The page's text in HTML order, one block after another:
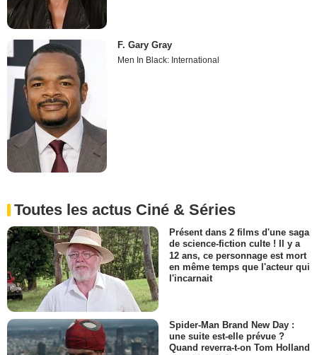
F. Gary Gray
Men In Black: International
Toutes les actus Ciné & Séries
Présent dans 2 films d'une saga
de science-fiction culte ! Il y a
12 ans, ce personnage est mort
en même temps que l'acteur qui
l'incarnait
Spider-Man Brand New Day :
une suite est-elle prévue ?
Quand reverra-t-on Tom Holland